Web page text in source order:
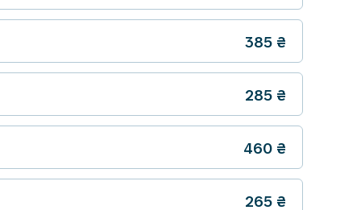
385 ₴
285 ₴
460 ₴
265 ₴